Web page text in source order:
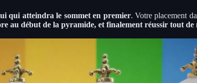
qui atteindra le sommet en premier. Votre placement
au début de la pyramide, et finalement réussir tout de